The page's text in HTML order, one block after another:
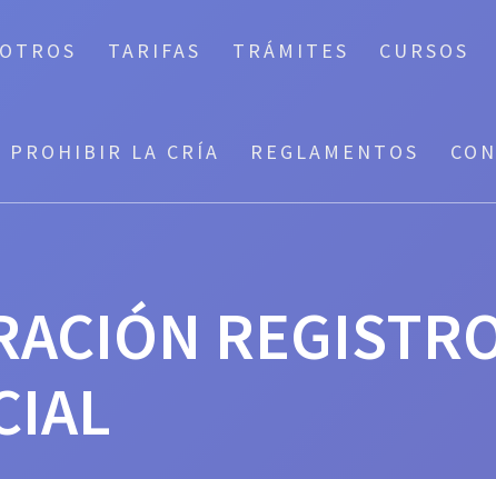
TARIFAS TRÁMITES CURSOS
PROHIBIR LA CRÍA REGLAMENTOS